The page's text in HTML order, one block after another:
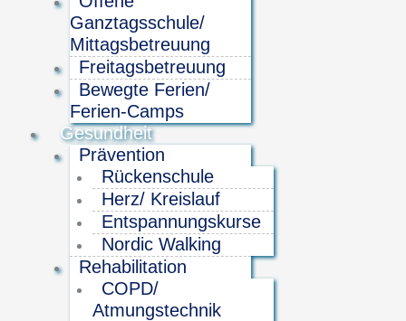
Ganztagsschule/
Mittagsbetreuung
Freitagsbetreuung
Bewegte Ferien/
Ferien-Camps
Gesundheit
Prävention
Rückenschule
Herz/ Kreislauf
Entspannungskurse
Nordic Walking
Rehabilitation
COPD/
Atmungstechnik